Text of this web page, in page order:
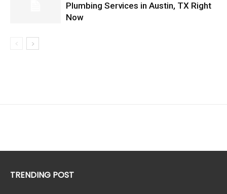
Plumbing Services in Austin, TX Right
Now
TRENDING POST